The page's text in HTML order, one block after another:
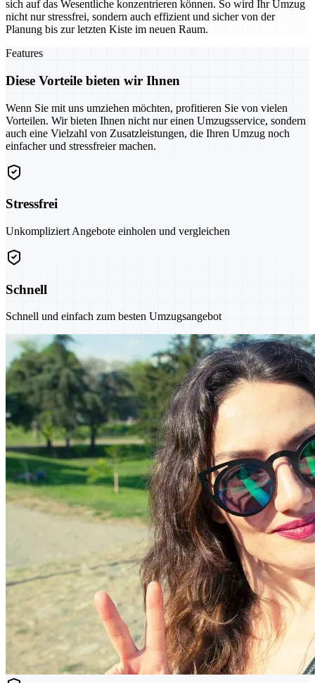
sich auf das Wesentliche konzentrieren können. So wird Ihr Umzug
nicht nur stressfrei, sondern auch effizient und sicher von der
Planung bis zur letzten Kiste im neuen Raum.
Features
Diese Vorteile bieten wir Ihnen
Wenn Sie mit uns umziehen möchten, profitieren Sie von vielen
Vorteilen. Wir bieten Ihnen nicht nur einen Umzugsservice, sondern
auch eine Vielzahl von Zusatzleistungen, die Ihren Umzug noch
einfacher und stressfreier machen.
Stressfrei
Unkompliziert Angebote einholen und vergleichen
Schnell
Schnell und einfach zum besten Umzugsangebot